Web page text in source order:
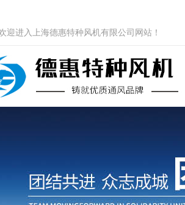
迎进入上海德惠特种风机有限公司网站！